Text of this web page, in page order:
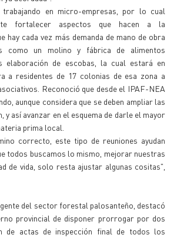
en micro-empresas, por lo cual
fortalecer aspectos que hacen a la
hay cada vez más demanda de mano de obra
como un molino y fábrica de alimentos
elaboración de escobas, la cual estará en
a residentes de 17 colonias de esa zona a
Reconoció que desde el IPAF-NEA
aunque considera que se deben ampliar las
y así avanzar en el esquema de darle el mayor
prima local.
correcto, este tipo de reuniones ayudan
todos buscamos lo mismo, mejorar nuestras
de vida, solo resta ajustar algunas cositas",
del sector forestal palosanteño, destacó
provincial de disponer prorrogar por dos
de actas de inspección final de todos los